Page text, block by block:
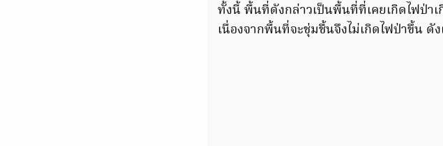
ทั้งนี้ พื้นที่ดังกล่าวเป็นพื้นที่ที่เคยเกิดไฟป่
เนื่องจากพื้นที่จะชุ่มชื้นจึงไม่เกิดไฟป่าขึ้น ดั